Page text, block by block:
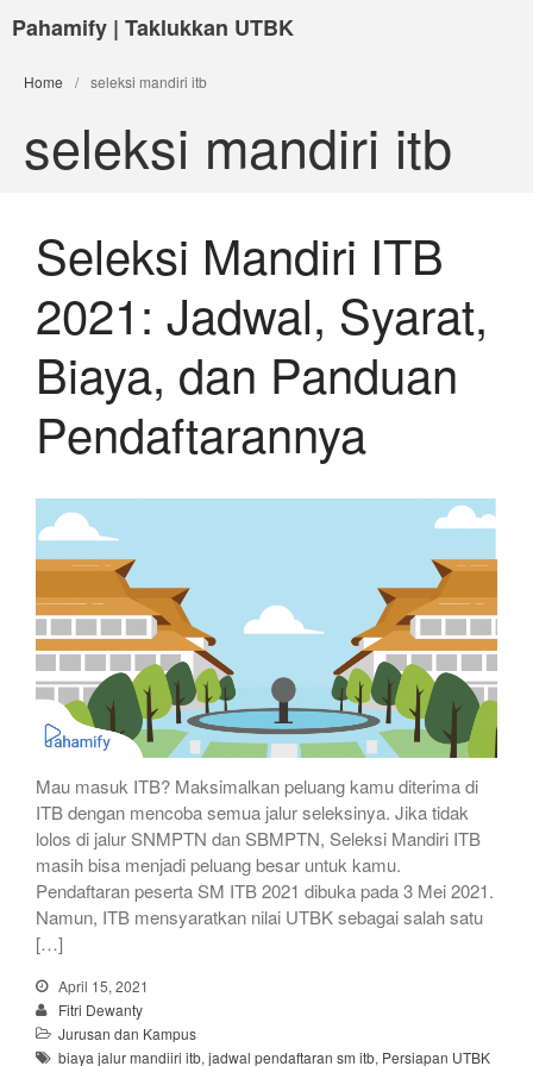
Pahamify | Taklukkan UTBK
Home / seleksi mandiri itb
seleksi mandiri itb
Seleksi Mandiri ITB
2021: Jadwal, Syarat,
Biaya, dan Panduan
Pendaftarannya
Mau masuk ITB? Maksimalkan peluang kamu diterima di
ITB dengan mencoba semua jalur seleksinya. Jika tidak
lolos di jalur SNMPTN dan SBMPTN, Seleksi Mandiri ITB
masih bisa menjadi peluang besar untuk kamu.
Pendaftaran peserta SM ITB 2021 dibuka pada 3 Mei 2021.
Namun, ITB mensyaratkan nilai UTBK sebagai salah satu
[…]
April 15, 2021
Fitri Dewanty
Jurusan dan Kampus
biaya jalur mandiiri itb, jadwal pendaftaran sm itb, Persiapan UTBK